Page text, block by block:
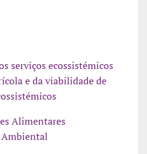
serviços ecossistémicos
e da viabilidade de
Alimentares